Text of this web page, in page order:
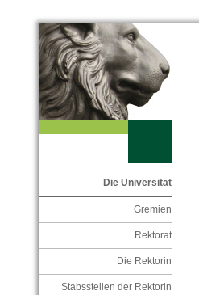
Die Universität
Gremien
Rektorat
Die Rektorin
Stabsstellen der Rektorin